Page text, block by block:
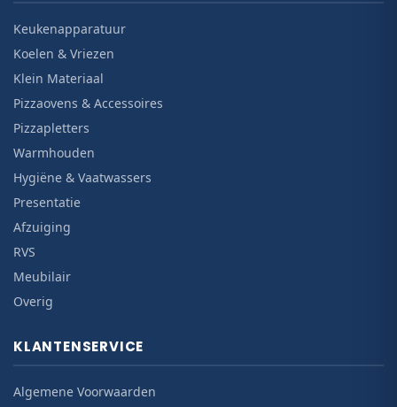
Keukenapparatuur
Koelen & Vriezen
Klein Materiaal
Pizzaovens & Accessoires
Pizzapletters
Warmhouden
Hygiëne & Vaatwassers
Presentatie
Afzuiging
RVS
Meubilair
Overig
KLANTENSERVICE
Algemene Voorwaarden